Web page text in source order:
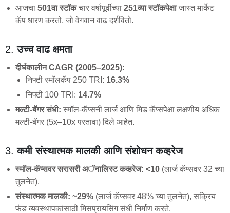
आजचा 501वा स्टॉकचार वर्षांपूर्वीच्या 251व्या स्टॉकपेक्षाजास्त मार्केट
कॅप धारण करतो, जो वेगवान वाढ दर्शवितो.
2.उच्च वाढ क्षमता
दीर्घकालीन CAGR (2005–2025):
निफ्टी स्मॉलकॅप 250 TRI: 16.3%
निफ्टी 100 TRI: 14.7%
मल्टी-बॅगर संधी: स्मॉल-कॅप्सनी लार्ज आणि मिड कॅप्सपेक्षा लक्षणीय अधिक
मल्टी-बॅगर (5x–10x परतावा) दिले आहेत.
3.कमी संस्थात्मक मालकी आणि संशोधन कव्हरेज
स्मॉल-कॅप्सवर सरासरी अॅनालिस्ट कव्हरेज: <10 (लार्ज कॅप्सवर 32 च्या
तुलनेत).
संस्थात्मक मालकी: ~29% (लार्ज कॅप्सवर 48% च्या तुलनेत), सक्रिय
फंड व्यवस्थापकांसाठी मिसप्रायसिंग संधी निर्माण करते.